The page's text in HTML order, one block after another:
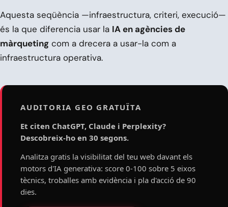
Aquesta seqüència —infraestructura, criteri, execució—
és la que diferencia usar la IA en agències de
màrqueting com a drecera a usar-la com a
infraestructura operativa.
AUDITORIA GEO GRATUÏTA
Et citen ChatGPT, Claude i Perplexity?
Descobreix-ho en 30 segons.
Analitza gratis la visibilitat del teu web davant els
motors d'IA generativa: score 0-100 sobre 5 eixos
tècnics, troballes amb evidència i pla d'acció de 90
dies.